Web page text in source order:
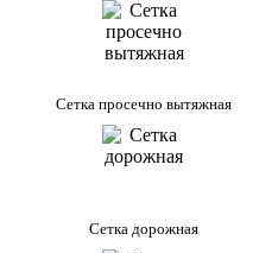
Сетка просечно вытяжная
Сетка дорожная